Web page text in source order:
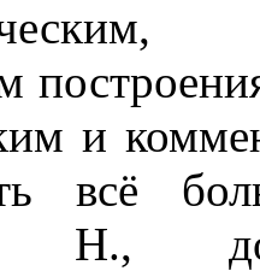
и
всё
Н.,